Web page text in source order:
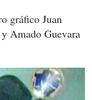
gráfico Juan
Amado Guevara